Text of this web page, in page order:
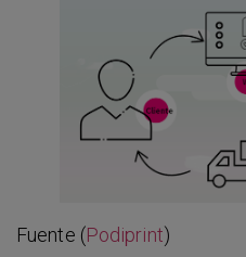
Fuente (Podiprint)